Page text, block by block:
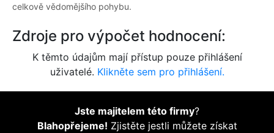
celkově vědomějšího pohybu.
Zdroje pro výpočet hodnocení:
K těmto údajům mají přístup pouze přihlášení
uživatelé. Klikněte sem pro přihlášení.
Jste majitelem této firmy?
Blahopřejeme! Zjistěte jestli můžete získat